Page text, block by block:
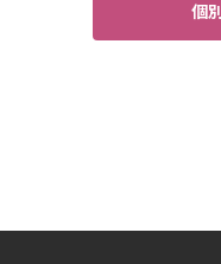
個